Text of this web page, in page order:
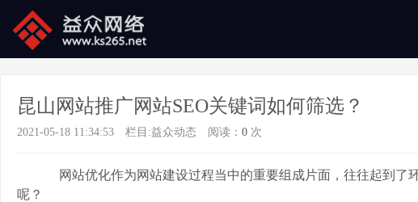
昆山网站推广网站SEO关键词如何筛选？
2021-05-18 11:34:53 栏目:益众动态 阅读： 0 次
网站优化作为网站建设过程当中的重要组成片面，往往起到了环
呢？